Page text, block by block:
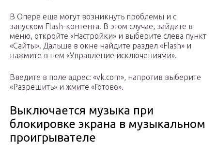
В Опере еще могут возникнуть проблемы и с
запуском Flash-контента. В этом случае, зайдите в
меню, откройте «Настройки» и выберите слева пункт
«Сайты». Дальше в окне найдите раздел «Flash» и
нажмите в нем «Управление исключениями».
Введите в поле адрес: «vk.com», напротив выберите
«Разрешить» и жмите «Готово».
Выключается музыка при
блокировке экрана в музыкальном
проигрывателе